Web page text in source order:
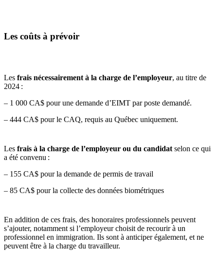
Les coûts à prévoir
Les frais nécessairement à la charge de l’employeur, au titre de
2024 :
– 1 000 CA$ pour une demande d’EIMT par poste demandé.
– 444 CA$ pour le CAQ, requis au Québec uniquement.
Les frais à la charge de l’employeur ou du candidat selon ce qui
a été convenu :
– 155 CA$ pour la demande de permis de travail
– 85 CA$ pour la collecte des données biométriques
En addition de ces frais, des honoraires professionnels peuvent
s’ajouter, notamment si l’employeur choisit de recourir à un
professionnel en immigration. Ils sont à anticiper également, et ne
peuvent être à la charge du travailleur.